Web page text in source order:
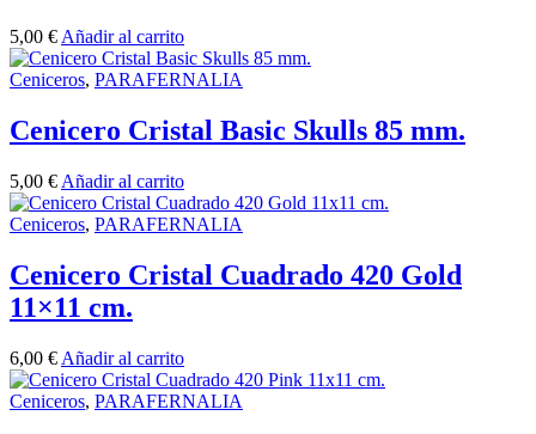
5,00 € Añadir al carrito
Ceniceros, PARAFERNALIA
Cenicero Cristal Basic Skulls 85 mm.
5,00 € Añadir al carrito
Ceniceros, PARAFERNALIA
Cenicero Cristal Cuadrado 420 Gold
11×11 cm.
6,00 € Añadir al carrito
Ceniceros, PARAFERNALIA